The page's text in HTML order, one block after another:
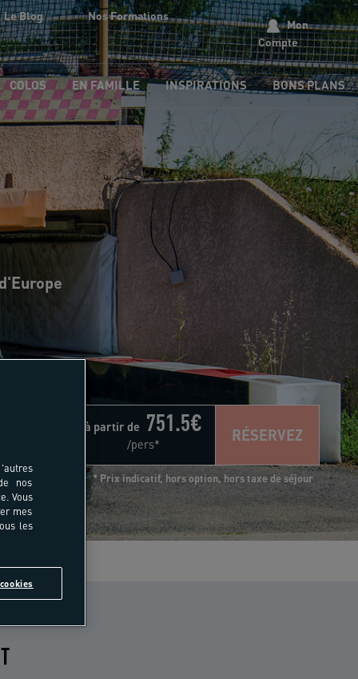
Le Blog Nos Formations
Mon
Compte
COLOS EN FAMILLE INSPIRATIONS BONS PLANS
à partir de 751.5€
/pers* RÉSERVEZ
* Prix indicatif, hors option, hors taxe de séjour
nos
Vous
mes
les